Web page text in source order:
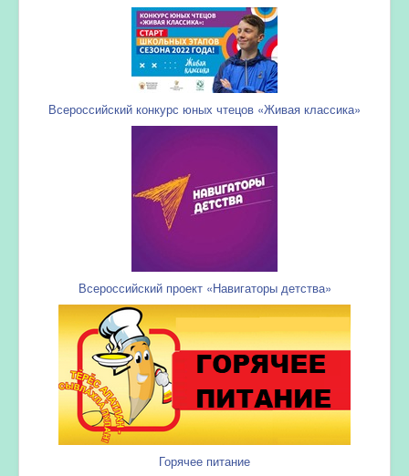
Всероссийский конкурс юных чтецов «Живая классика»
Всероссийский проект «Навигаторы детства»
Горячее питание